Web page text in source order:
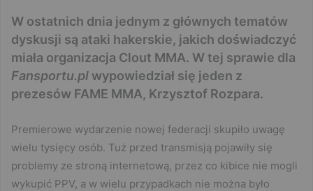
W ostatnich dnia jednym z głównych tematów
dyskusji są ataki hakerskie, jakich doświadczyć
miała organizacja Clout MMA. W tej sprawie dla
Fansportu.pl wypowiedział się jeden z
prezesów FAME MMA, Krzysztof Rozpara.
Premierowe wydarzenie nowej federacji skupiło uwagę
wielu tysięcy osób. Tuż przed transmisją pojawiły się
problemy ze stroną internetową, przez co kibice nie mogli
wykupić PPV, a w wielu przypadkach nie można było